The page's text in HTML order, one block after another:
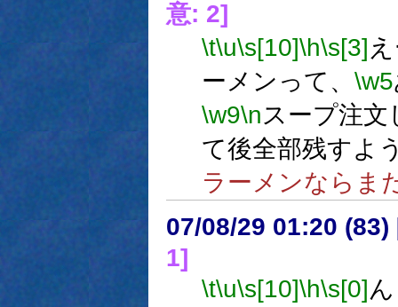
意: 2]
\t\u\s[10]\h\s[3]
ーメンって、 \w5
\w9\nスープ注文
て後全部残すよ
ラーメンならま
07/08/29 01:20 (83)
1]
\t\u\s[10]\h\s[0]